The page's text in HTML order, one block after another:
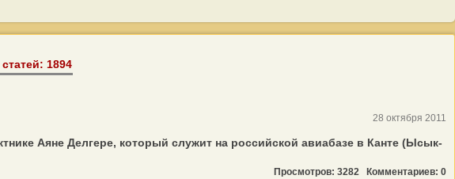
1894
28 октября 2011
Аяне Делгере, который служит на российской авиабазе в Канте (Ысык-
Просмотров: 3282 Комментариев: 0